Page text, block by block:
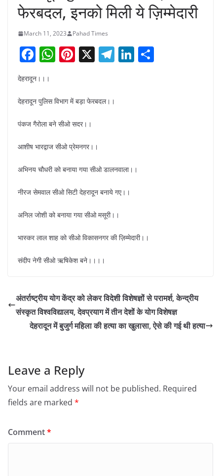
फेरबदल, इनको मिली ये ज़िम्मेदारी
March 11, 2023 Pahad Times
F
c
e
b
o
o
k
W
s
A
p
p
Pi
e
st
X T Li
देहरादून।।।
देहरादून पुलिस विभाग में बड़ा फेरबदल।।
पंकज गैरोला बने सीओ सदर।।
आशीष भारद्वाज सीओ प्रेमनगर।।
अभिनय चौधरी को बनाया गया सीओ डालनवाला।।
नीरज सेमवाल सीओ सिटी देहरादून बनाये गए।।
अनिल जोशी को बनाया गया सीओ मसूरी।।
भास्कर लाल शाह को सीओ विकासनगर की ज़िम्मेदारी।।
संदीप नेगी सीओ ऋषिकेश बने।।।।
अंतर्राष्ट्रीय योग केंद्र को लेकर विदेशी विशेषज्ञों से परामर्श, केन्द्रीय
संस्कृत विश्वविद्यालय, देवप्रयाग में तीन देशों के योग विशेषज्ञ
देहरादून में बुजुर्ग महिला की हत्या का खुलासा, ऐसे की गई थी हत्या
Leave a Reply
Your email address will not be published. Required
fields are marked *
Comment*